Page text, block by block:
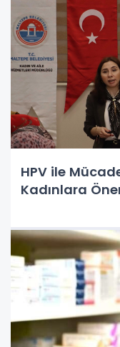
HPV ile
Kadınlara